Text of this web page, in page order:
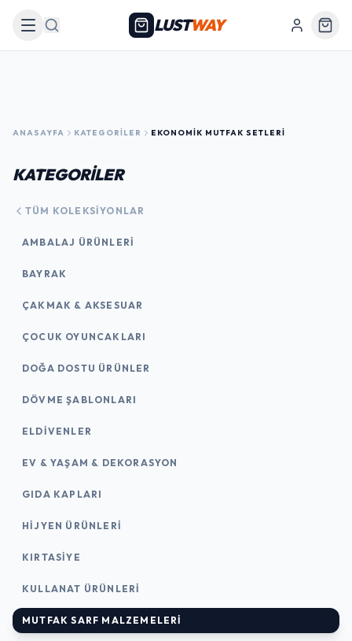
Arama LUSTWAY
ANASAYFA KATEGORILER EKONOMIK MUTFAK SETLERI
KATEGORİLER
TÜM KOLEKSIYONLAR
AMBALAJ ÜRÜNLERI
BAYRAK
ÇAKMAK & AKSESUAR
ÇOCUK OYUNCAKLARI
DOĞA DOSTU ÜRÜNLER
DÖVME ŞABLONLARI
ELDIVENLER
EV & YAŞAM & DEKORASYON
GIDA KAPLARI
HIJYEN ÜRÜNLERI
KIRTASİYE
KULLANAT ÜRÜNLERI
MUTFAK SARF MALZEMELERI